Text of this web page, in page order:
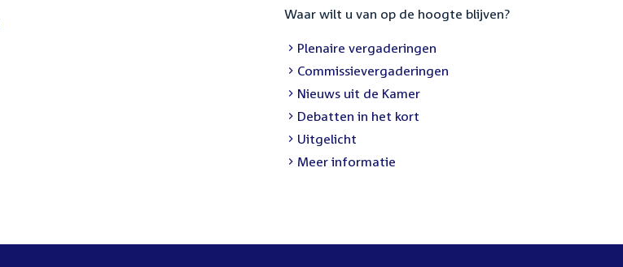
Waar wilt u van op de hoogte blijven?
External
link:
Plenaire vergaderingen
External
link:
Commissievergaderingen
External
link:
Nieuws uit de Kamer
External
link:
Debatten in het kort
External
link:
Uitgelicht
Meer informatie